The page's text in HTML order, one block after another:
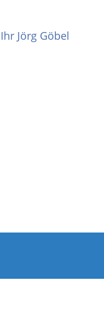
Ihr Jörg Göbel